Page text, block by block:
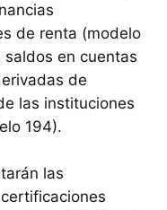
de renta (modelo
saldos en cuentas
de
las instituciones
194).
las